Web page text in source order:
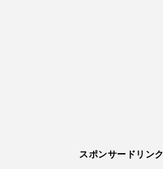
スポンサードリンク